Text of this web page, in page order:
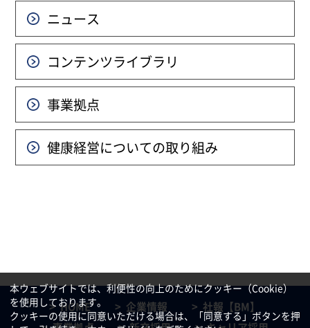
ニュース
コンテンツライブラリ
事業拠点
健康経営についての取り組み
HOME 企業情報
社報【BM】
本ウェブサイトでは、利便性の向上のためにクッキー（Cookie）
を使用しております。
クッキーの使用に同意いただける場合は、「同意する」ボタンを押